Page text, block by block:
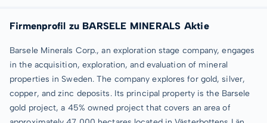
Firmenprofil zu BARSELE MINERALS Aktie
Barsele Minerals Corp., an exploration stage company, engages
in the acquisition, exploration, and evaluation of mineral
properties in Sweden. The company explores for gold, silver,
copper, and zinc deposits. Its principal property is the Barsele
gold project, a 45% owned project that covers an area of